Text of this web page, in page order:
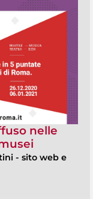
nelle
- sito web e